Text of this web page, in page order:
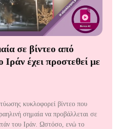
σε βίντεο από
Ιράν έχει προστεθεί με
κυκλοφορεί βίντεο που
σημαία να προβάλλεται σε
του Ιράν. Ωστόσο, ενώ το